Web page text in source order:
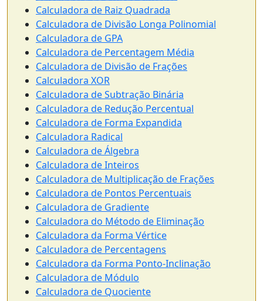
Calculadora de Raiz Quadrada
Calculadora de Divisão Longa Polinomial
Calculadora de GPA
Calculadora de Percentagem Média
Calculadora de Divisão de Frações
Calculadora XOR
Calculadora de Subtração Binária
Calculadora de Redução Percentual
Calculadora de Forma Expandida
Calculadora Radical
Calculadora de Álgebra
Calculadora de Inteiros
Calculadora de Multiplicação de Frações
Calculadora de Pontos Percentuais
Calculadora de Gradiente
Calculadora do Método de Eliminação
Calculadora da Forma Vértice
Calculadora de Percentagens
Calculadora da Forma Ponto-Inclinação
Calculadora de Módulo
Calculadora de Quociente